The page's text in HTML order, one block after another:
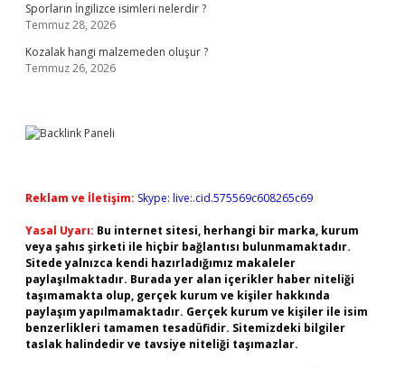
Sporların İngilizce isimleri nelerdir ?
Temmuz 28, 2026
Kozalak hangi malzemeden oluşur ?
Temmuz 26, 2026
Reklam ve İletişim: Skype: live:.cid.575569c608265c69
Yasal Uyarı: Bu internet sitesi, herhangi bir marka, kurum
veya şahıs şirketi ile hiçbir bağlantısı bulunmamaktadır.
Sitede yalnızca kendi hazırladığımız makaleler
paylaşılmaktadır. Burada yer alan içerikler haber niteliği
taşımamakta olup, gerçek kurum ve kişiler hakkında
paylaşım yapılmamaktadır. Gerçek kurum ve kişiler ile isim
benzerlikleri tamamen tesadüfidir. Sitemizdeki bilgiler
taslak halindedir ve tavsiye niteliği taşımazlar.